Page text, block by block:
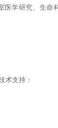
医学研究、生
术支持：